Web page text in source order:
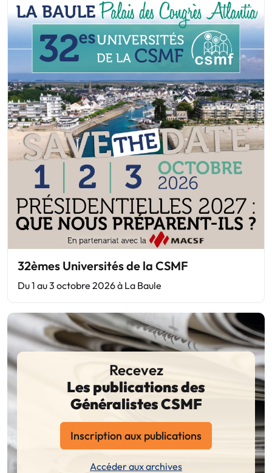
32èmes Universités de la CSMF
Du 1 au 3 octobre 2026 à La Baule
Recevez
Les publications des
Généralistes CSMF
Inscription aux publications
Accéder aux archives